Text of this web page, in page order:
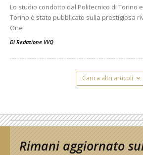
Lo studio condotto dal Politecnico di Torino
Torino è stato pubblicato sulla prestigiosa
One
Di Redazione VVQ
Carica altri articoli
Rimani aggiornato